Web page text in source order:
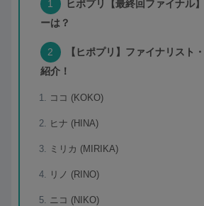
ヒポプリ【最終回ファイナル
ーは？
【ヒポプリ】ファイナリスト
紹介！
ココ (KOKO)
ヒナ (HINA)
ミリカ (MIRIKA)
リノ (RINO)
ニコ (NIKO)